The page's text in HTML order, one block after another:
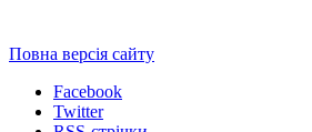
Повна версія сайту
Facebook
Twitter